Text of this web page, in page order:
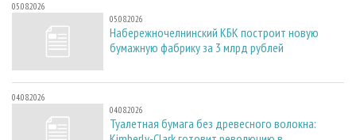
05.08.2026
05.08.2026
Набережночелнинский КБК построит новую
бумажную фабрику за 3 млрд рублей
04.08.2026
04.08.2026
Туалетная бумага без древесного волокна: